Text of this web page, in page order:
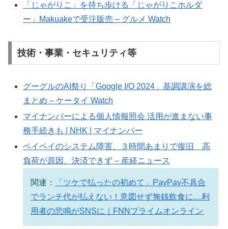
「じゃがりこ」を持ち歩ける「じゃがりこホルダ
ー」Makuakeで受注販売 – グルメ Watch
技術・事業・セキュリティ等
グーグルのAI祭り「Google I/O 2024」基調講演を総
まとめ – ケータイ Watch
マイナンバーによる個人情報照会 活用が進まない事
務手続きも | NHK | マイナンバー
ペイペイのシステム障害、３時間あまりで復旧 高
負荷が原因、決済できず – 産経ニュース
関連：
「ツケで払ったの初めて」PayPay不具合
でランチ代が払えない！意図せず無銭飲食に…利
用者の悲鳴がSNSに｜FNNプライムオンライン